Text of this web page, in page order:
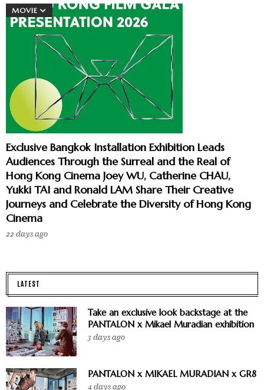
MOVIE
Exclusive Bangkok Installation Exhibition Leads
Audiences Through the Surreal and the Real of
Hong Kong Cinema Joey WU, Catherine CHAU,
Yukki TAI and Ronald LAM Share Their Creative
Journeys and Celebrate the Diversity of Hong Kong
Cinema
22 days ago
LATEST
Take an exclusive look backstage at the
PANTALON x Mikael Muradian exhibition
3 days ago
PANTALON x MIKAEL MURADIAN x GR8
4 days ago